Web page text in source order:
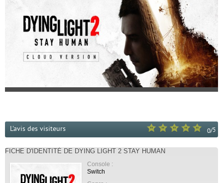
0/5
L'avis des visiteurs
FICHE D'IDENTITÉ DE DYING LIGHT 2 STAY HUMAN
Console :
Switch